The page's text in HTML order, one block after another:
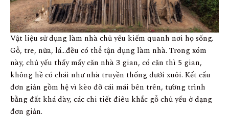
Vật liệu sử dụng làm nhà chủ yếu kiếm quanh nơi họ sống.
Gỗ, tre, nữa, lá…đều có thể tận dụng làm nhà. Trong xóm
này, chủ yếu thấy mấy căn nhà 3 gian, có căn thì 5 gian,
không hề có chái như nhà truyền thống dưới xuôi. Kết cấu
đơn giản gồm hệ vì kèo đỡ cái mái bên trên, tường trình
bằng đất khá dày, các chi tiết điêu khắc gỗ chủ yếu ở dạng
đơn giản.